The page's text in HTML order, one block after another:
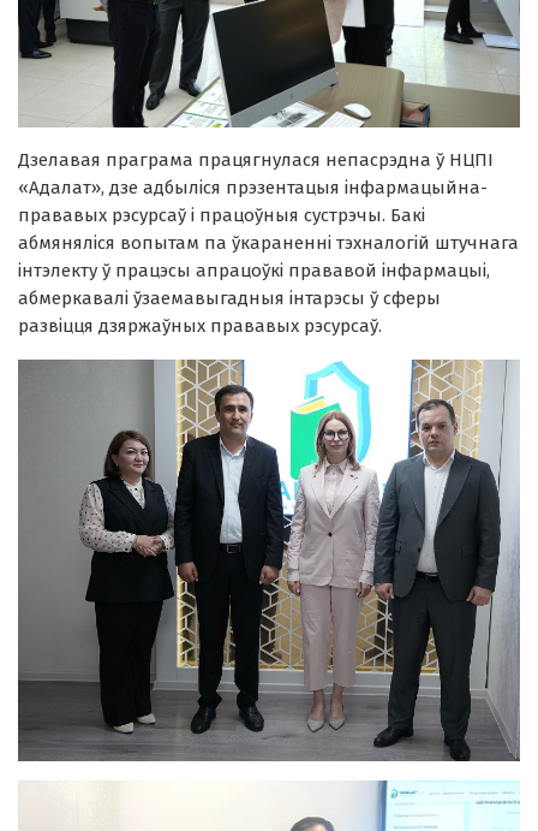
Дзелавая праграма працягнулася непасрэдна ў НЦПІ
«Адалат», дзе адбыліся прэзентацыя інфармацыйна-
прававых рэсурсаў і працоўныя сустрэчы. Бакі
абмяняліся вопытам па ўкараненні тэхналогій штучнага
інтэлекту ў працэсы апрацоўкі прававой інфармацыі,
абмеркавалі ўзаемавыгадныя інтарэсы ў сферы
развіцця дзяржаўных прававых рэсурсаў.